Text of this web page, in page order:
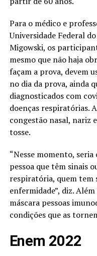
Para o médico e
Universidade Federal
Migowski, os
mesmo que não haja
façam a prova, devem
no dia da prova, ainda
diagnosticados com
doenças respiratórias.
congestão nasal, nariz
tosse.
“Nesse momento,
pessoa que têm sinais
respiratória, quem tem
enfermidade”, diz.
máscara pessoas
condições que as
Enem 2022